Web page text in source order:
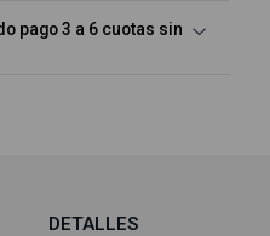
pago 3 a 6 cuotas sin
DETALLES